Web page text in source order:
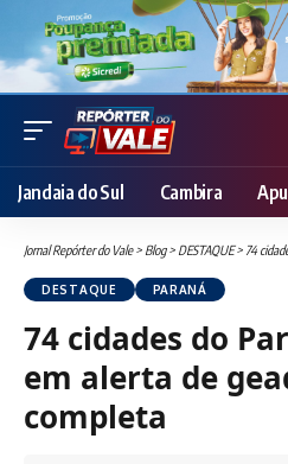
Jandaia do Sul Cambira
Jornal Repórter do Vale> Blog> DESTAQUE> 74 cidades
DESTAQUE PARANÁ
74 cidades do
em alerta de
completa